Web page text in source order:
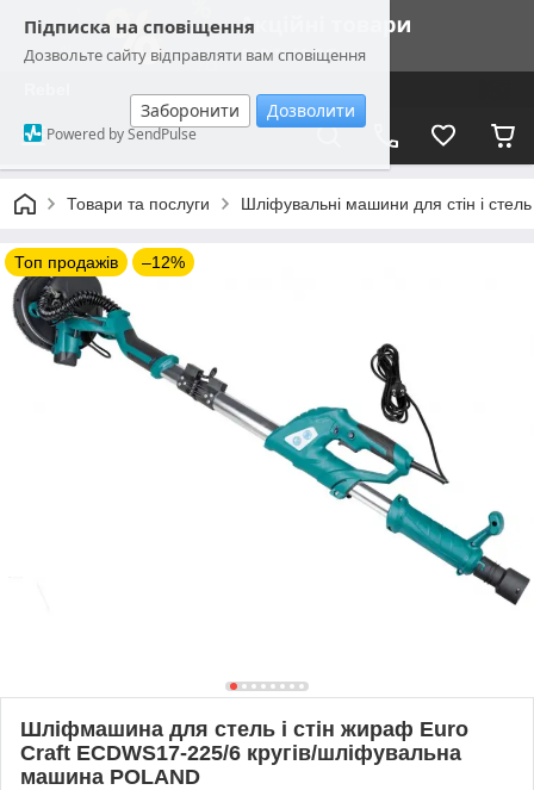
Підписка на сповіщення
Дозвольте сайту відправляти вам сповіщення
Заборонити Дозволити
Powered by SendPulse
Товари та послуги Шліфувальні машини для стін і стель
Топ продажів –12%
Шліфмашина для стель і стін жираф Euro
Craft ECDWS17-225/6 кругів/шліфувальна
машина POLAND